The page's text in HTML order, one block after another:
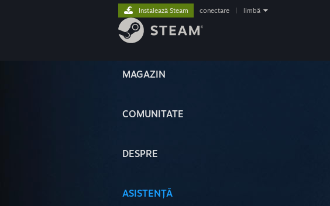
MAGAZIN
COMUNITATE
DESPRE
ASISTENȚĂ
Instalează Steam conectare limbă